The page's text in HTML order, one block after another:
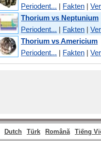
Periodent... | Fakten |
Thorium vs Neptunium
Periodent... | Fakten |
Thorium vs Americium
Periodent... | Fakten |
Dutch Türk Română Tiếng